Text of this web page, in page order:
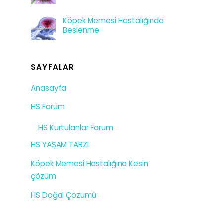
Köpek Memesi Hastalığında
Beslenme
SAYFALAR
Anasayfa
HS Forum
HS Kurtulanlar Forum
HS YAŞAM TARZI
Köpek Memesi Hastalığına Kesin
çözüm
HS Doğal Çözümü